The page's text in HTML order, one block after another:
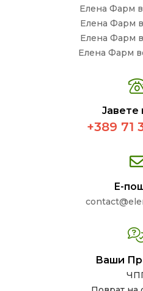
Елена Фарм
Елена Фарм
Елена Фарм
Елена Фарм
Јавете
+389 71
Е-
Ваши